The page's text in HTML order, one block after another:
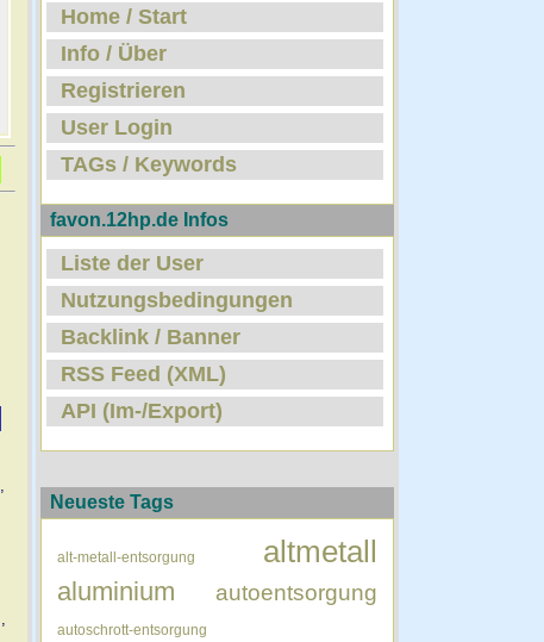
,
,
Home / Start
Info / Über
Registrieren
User Login
TAGs / Keywords
favon.12hp.de Infos
Liste der User
Nutzungsbedingungen
Backlink / Banner
RSS Feed (XML)
API (Im-/Export)
Neueste Tags
alt-metall-entsorgung altmetall
aluminium autoentsorgung
autoschrott-entsorgung